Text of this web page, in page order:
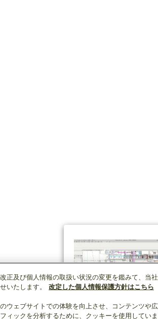
正及び個人情報の取扱い状況の変更を鑑みて、当
いたします。
改定した個人情報保護方針はこちら
ウェブサイトでの体験を向上させ、コンテンツや
ィックを分析するために、クッキーを使用してい